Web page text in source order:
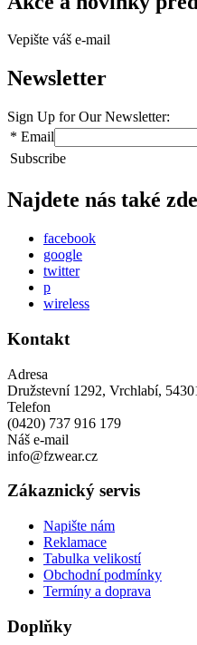
Vepište váš e-mail
Newsletter
Sign Up for Our Newsletter:
* Email
Subscribe
Najdete nás také zde
facebook
google
twitter
p
wireless
Kontakt
Adresa
Družstevní 1292, Vrchlabí,
Telefon
(0420) 737 916 179
Náš e-mail
info@fzwear.cz
Zákaznický servis
Napište nám
Reklamace
Tabulka velikostí
Obchodní podmínky
Termíny a doprava
Doplňky